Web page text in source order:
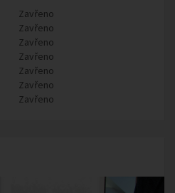
Zavřeno
Zavřeno
Zavřeno
Zavřeno
Zavřeno
Zavřeno
Zavřeno